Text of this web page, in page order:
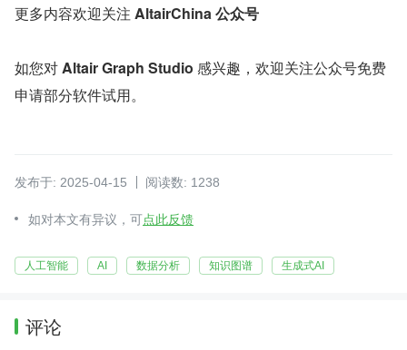
更多内容欢迎关注 AltairChina 公众号
如您对 Altair Graph Studio 感兴趣，欢迎关注公众号免费
申请部分软件试用。
发布于: 2025-04-15 阅读数: 1238
如对本文有异议，可点此反馈
人工智能 AI 数据分析 知识图谱 生成式AI
评论